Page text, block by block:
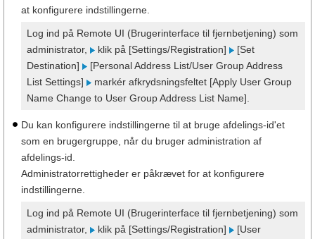
at konfigurere indstillingerne.
Log ind på Remote UI (Brugerinterface til fjernbetjening) som
administrator,
klik på [Settings/Registration]
[Set
Destination]
[Personal Address List/User Group Address
List Settings]
markér afkrydsningsfeltet [Apply User Group
Name Change to User Group Address List Name].
Du kan konfigurere indstillingerne til at bruge afdelings-id'et
som en brugergruppe, når du bruger administration af
afdelings-id.
Administratorrettigheder er påkrævet for at konfigurere
indstillingerne.
Log ind på Remote UI (Brugerinterface til fjernbetjening) som
administrator,
klik på [Settings/Registration]
[User